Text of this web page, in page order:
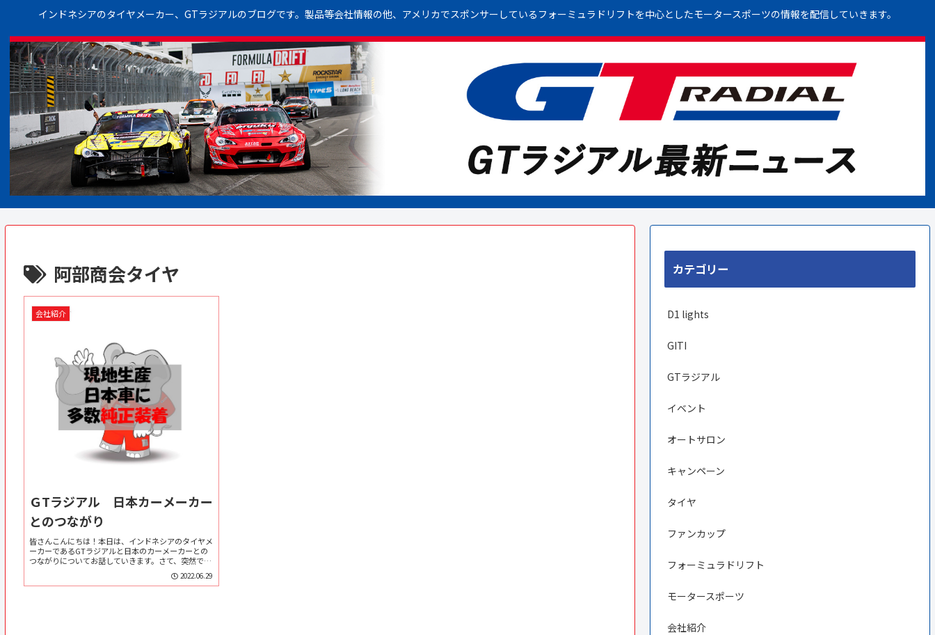
インドネシアのタイヤメーカー、GTラジアルのブログです。製品等会社情報の他、アメリカでスポンサーしているフォーミュラドリフトを中心としたモータースポーツの情報を配信していきます。
阿部商会タイヤ
会社紹介
ＧTラジアル 日本カーメーカー
とのつながり
皆さんこんにちは！本日は、インドネシアのタイヤメ
ーカーであるGTラジアルと日本のカーメーカーとの
つながりについてお話していきます。さて、突然です
ち日本メーカーのシェアはどの位でしょうか？下の
3...
2022.06.29
カテゴリー
D1 lights
GITI
GTラジアル
イベント
オートサロン
キャンペーン
タイヤ
ファンカップ
フォーミュラドリフト
モータースポーツ
会社紹介